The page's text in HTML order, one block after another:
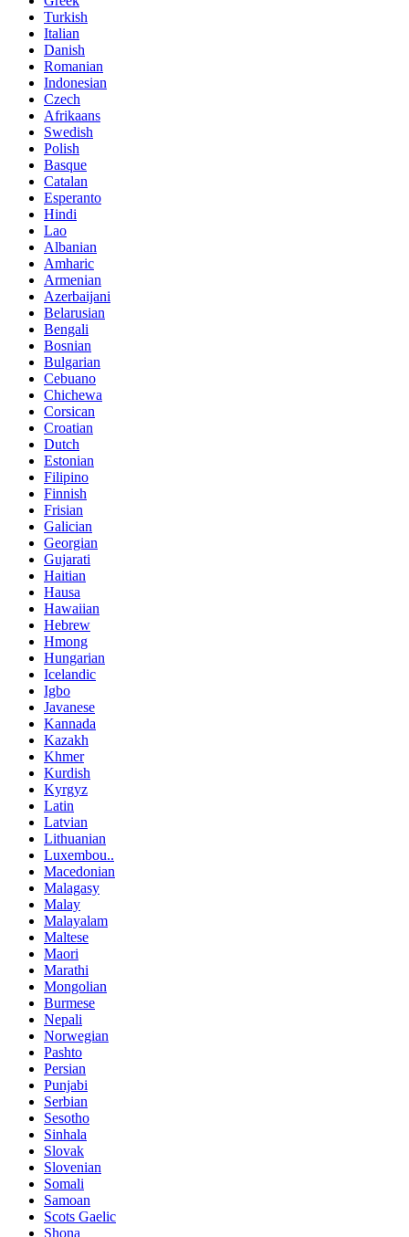
Turkish
Italian
Danish
Romanian
Indonesian
Czech
Afrikaans
Swedish
Polish
Basque
Catalan
Esperanto
Hindi
Lao
Albanian
Amharic
Armenian
Azerbaijani
Belarusian
Bengali
Bosnian
Bulgarian
Cebuano
Chichewa
Corsican
Croatian
Dutch
Estonian
Filipino
Finnish
Frisian
Galician
Georgian
Gujarati
Haitian
Hausa
Hawaiian
Hebrew
Hmong
Hungarian
Icelandic
Igbo
Javanese
Kannada
Kazakh
Khmer
Kurdish
Kyrgyz
Latin
Latvian
Lithuanian
Luxembou..
Macedonian
Malagasy
Malay
Malayalam
Maltese
Maori
Marathi
Mongolian
Burmese
Nepali
Norwegian
Pashto
Persian
Punjabi
Serbian
Sesotho
Sinhala
Slovak
Slovenian
Somali
Samoan
Scots Gaelic
Shona